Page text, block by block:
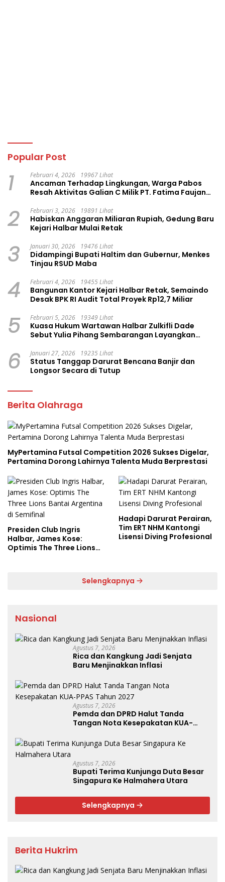
Popular Post
1 Februari 4, 2026 19967 Lihat
Ancaman Terhadap Lingkungan, Warga Pabos
Resah Aktivitas Galian C Milik PT. Fatima Faujan
2 Februari 3, 2026 19891 Lihat
Habiskan Anggaran Miliaran Rupiah, Gedung Baru
Kejari Halbar Mulai Retak
3 Januari 30, 2026 19476 Lihat
Didampingi Bupati Haltim dan Gubernur, Menkes
Tinjau RSUD Maba
4 Februari 4, 2026 19455 Lihat
Bangunan Kantor Kejari Halbar Retak, Semaindo
Desak BPK RI Audit Total Proyek Rp12,7 Miliar
5 Februari 5, 2026 19349 Lihat
Kuasa Hukum Wartawan Halbar Zulkifli Dade
Sebut Yulia Pihang Sembarangan Layangkan
6 Januari 27, 2026 19235 Lihat
Status Tanggap Darurat Bencana Banjir dan
Longsor Secara di Tutup
Berita Olahraga
MyPertamina Futsal Competition 2026 Sukses Digelar,
Pertamina Dorong Lahirnya Talenta Muda Berprestasi
Presiden Club Ingris
Halbar, James Kose:
Optimis The Three Lions
Hadapi Darurat Perairan,
Tim ERT NHM Kantongi
Lisensi Diving Profesional
Selengkapnya
Nasional
Agustus 7, 2026
Rica dan Kangkung Jadi Senjata
Baru Menjinakkan Inflasi
Agustus 7, 2026
Pemda dan DPRD Halut Tanda
Tangan Nota Kesepakatan KUA-
Agustus 7, 2026
Bupati Terima Kunjunga Duta Besar
Singapura Ke Halmahera Utara
Selengkapnya
Berita Hukrim